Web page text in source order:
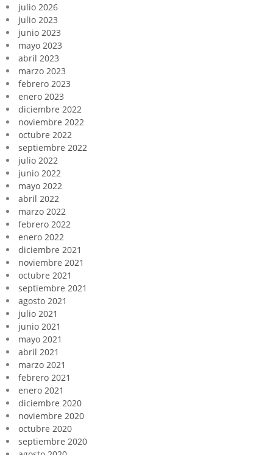
julio 2026
julio 2023
junio 2023
mayo 2023
abril 2023
marzo 2023
febrero 2023
enero 2023
diciembre 2022
noviembre 2022
octubre 2022
septiembre 2022
julio 2022
junio 2022
mayo 2022
abril 2022
marzo 2022
febrero 2022
enero 2022
diciembre 2021
noviembre 2021
octubre 2021
septiembre 2021
agosto 2021
julio 2021
junio 2021
mayo 2021
abril 2021
marzo 2021
febrero 2021
enero 2021
diciembre 2020
noviembre 2020
octubre 2020
septiembre 2020